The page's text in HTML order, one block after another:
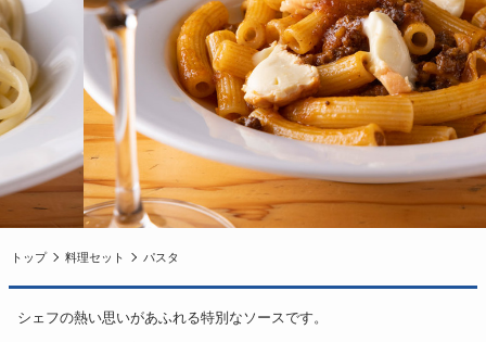
トップ 料理セット パスタ
シェフの熱い思いがあふれる特別なソースです。